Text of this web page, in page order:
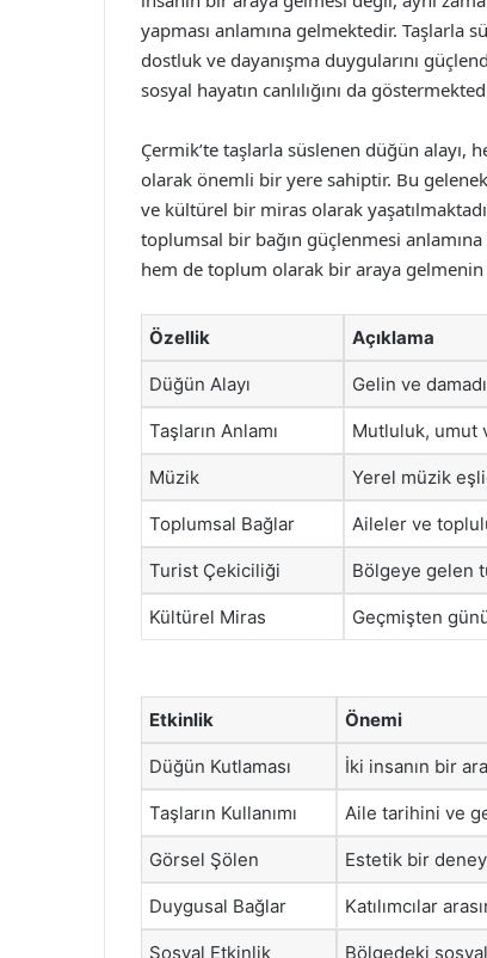
yapması anlamına gelmektedir. Taşlarla
dostluk ve dayanışma duygularını
sosyal hayatın canlılığını da
Çermik’te taşlarla süslenen düğün alayı,
olarak önemli bir yere sahiptir. Bu
ve kültürel bir miras olarak
toplumsal bir bağın güçlenmesi
hem de toplum olarak bir araya
Özellik Açıklama
Düğün Alayı Gelin ve
Taşların Anlamı Mutluluk, umut
Müzik Yerel müzik
Toplumsal Bağlar Aileler ve
Turist Çekiciliği Bölgeye gelen
Kültürel Miras Geçmişten
Etkinlik Önemi
Düğün Kutlaması İki insanın bir
Taşların Kullanımı Aile tarihini ve
Görsel Şölen Estetik bir
Duygusal Bağlar Katılımcılar
Sosyal Etkinlik Bölgedeki